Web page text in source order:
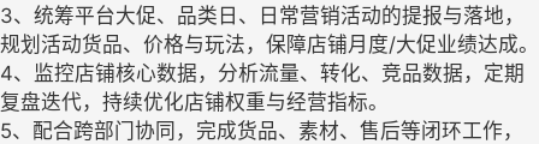
3、统筹平台大促、品类日、日常营销活动的提报与落地，
规划活动货品、价格与玩法，保障店铺月度/大促业绩达成。
4、监控店铺核心数据，分析流量、转化、竞品数据，定期
复盘迭代，持续优化店铺权重与经营指标。
5、配合跨部门协同，完成货品、素材、售后等闭环工作，